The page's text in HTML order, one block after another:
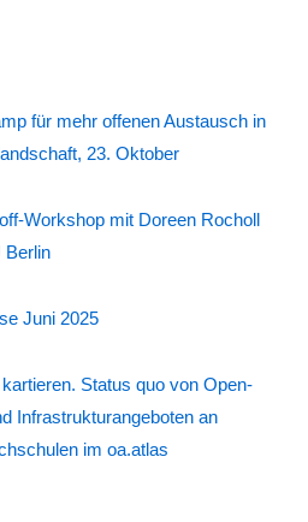
für mehr offenen Austausch in
23. Oktober
Workshop mit Doreen Rocholl
Berlin
Juni 2025
Status quo von Open-
Infrastrukturangeboten an
im oa.atlas